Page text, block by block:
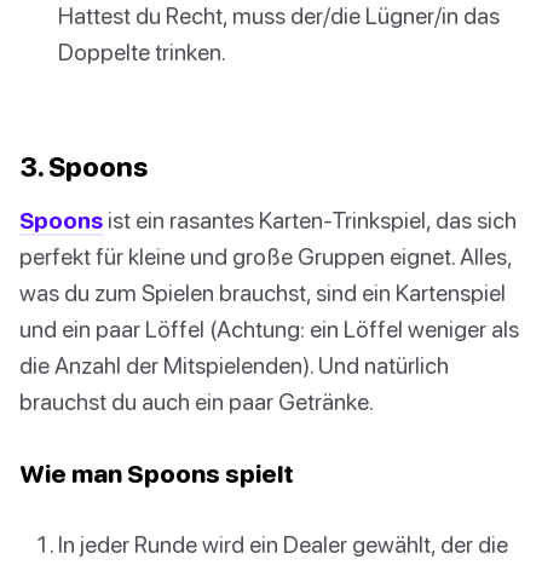
Hattest du Recht, muss der/die Lügner/in das
Doppelte trinken.
3. Spoons
Spoons ist ein rasantes Karten-Trinkspiel, das sich
perfekt für kleine und große Gruppen eignet. Alles,
was du zum Spielen brauchst, sind ein Kartenspiel
und ein paar Löffel (Achtung: ein Löffel weniger als
die Anzahl der Mitspielenden). Und natürlich
brauchst du auch ein paar Getränke.
Wie man Spoons spielt
In jeder Runde wird ein Dealer gewählt, der die